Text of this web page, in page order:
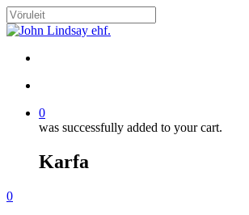
Skip
to
content
Close
0
was successfully added to your cart.
Karfa
Menu
search
account
0